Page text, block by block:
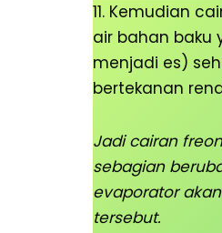
11. Kemudian
air bahan baku
menjadi es)
bertekanan
Jadi cairan
sebagian
evaporator
tersebut.